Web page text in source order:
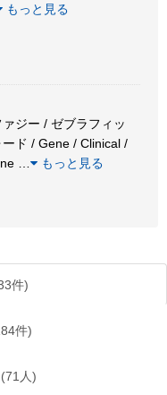
もっと見る
ジー / ゼブラフィッ
ド / Gene / Clinical /
もっと見る
件)
件)
(71 人)